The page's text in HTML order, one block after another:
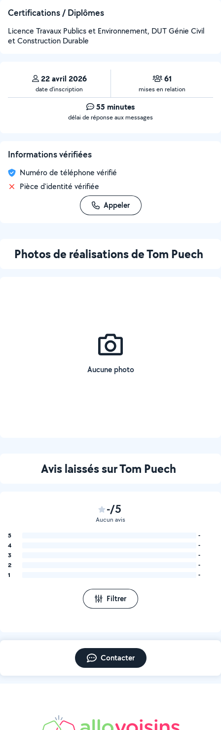
Certifications / Diplômes
Licence Travaux Publics et Environnement, DUT Génie Civil
et Construction Durable
22 avril 2026
date d’inscription
61
mises en relation
55 minutes
délai de réponse aux messages
Informations vérifiées
Numéro de téléphone vérifié
Pièce d'identité vérifiée
Appeler
Photos de réalisations de Tom Puech
Aucune photo
Avis laissés sur Tom Puech
-/5
Aucun avis
5
-
4
-
3
-
2
-
1
-
Filtrer
Contacter